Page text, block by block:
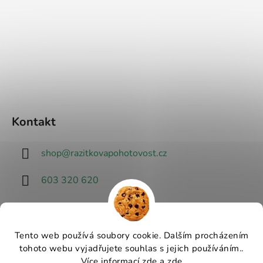
Tento web používá soubory cookie. Dalším procházením
tohoto webu vyjadřujete souhlas s jejich používáním..
Kontakt
shop@razitkovapohotovost.cz
603 320 620
Návrhář designu